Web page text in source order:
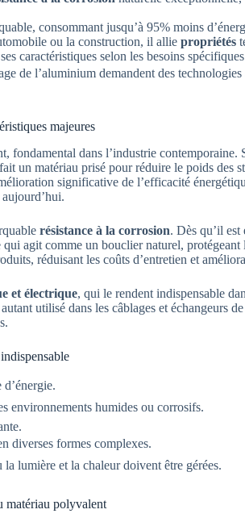
consommant jusqu’à 95% moins
ou la construction, il allie propriétés
caractéristiques selon les besoins
de l’aluminium demandent des
majeures
fondamental dans l’industrie contemporaine.
un matériau prisé pour réduire le poids des
significative de l’efficacité
résistance à la corrosion. Dès qu’il est
agit comme un bouclier naturel, protégeant
réduisant les coûts d’entretien et
et électrique, qui le rendent indispensable
utilisé dans les câblages et échangeurs
environnements humides ou corrosifs.
diverses formes complexes.
lumière et la chaleur doivent être gérées.
matériau polyvalent